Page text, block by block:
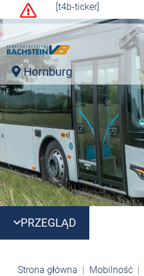
[t4b-ticker]
Hornburg
PRZEGLĄD
Strona główna Mobilność